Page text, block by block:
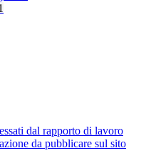
dal rapporto di lavoro
da pubblicare sul sito